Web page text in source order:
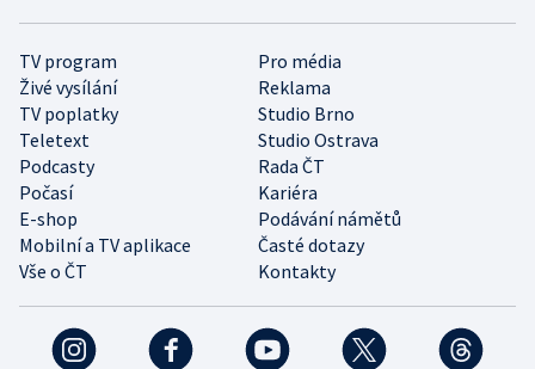
TV program
Pro média
Živé vysílání
Reklama
TV poplatky
Studio Brno
Teletext
Studio Ostrava
Podcasty
Rada ČT
Počasí
Kariéra
E-shop
Podávání námětů
Mobilní a TV aplikace
Časté dotazy
Vše o ČT
Kontakty